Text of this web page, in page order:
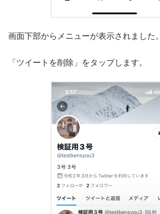
画面下部からメニューが表示されました。
「ツイートを削除」をタップします。